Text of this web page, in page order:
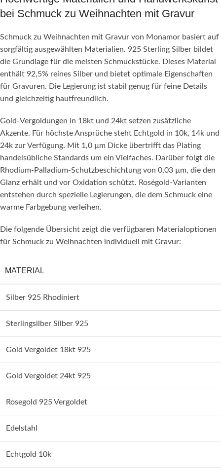
bei Schmuck zu Weihnachten mit Gravur
Schmuck zu Weihnachten mit Gravur von Monamor basiert auf
sorgfältig ausgewählten Materialien. 925 Sterling Silber bildet
die Grundlage für die meisten Schmuckstücke. Dieses Material
enthält 92,5% reines Silber und bietet optimale Eigenschaften
für Gravuren. Die Legierung ist stabil genug für feine Details
und gleichzeitig hautfreundlich.
Gold-Vergoldungen in 18kt und 24kt setzen zusätzliche
Akzente. Für höchste Ansprüche steht Echtgold in 10k, 14k und
24k zur Verfügung. Mit 1,0 µm Dicke übertrifft das Plating
handelsübliche Standards um ein Vielfaches. Darüber folgt die
Rhodium-Palladium-Schutzbeschichtung von 0,03 µm, die den
Glanz erhält und vor Oxidation schützt. Roségold-Varianten
entstehen durch spezielle Legierungen, die dem Schmuck eine
warme Farbgebung verleihen.
Die folgende Übersicht zeigt die verfügbaren Materialoptionen
für Schmuck zu Weihnachten individuell mit Gravur:
MATERIAL
Silber 925 Rhodiniert
Sterlingsilber Silber 925
Gold Vergoldet 18kt 925
Gold Vergoldet 24kt 925
Rosegold 925 Vergoldet
Edelstahl
Echtgold 10k